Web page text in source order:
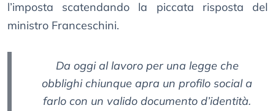
l’imposta scatendando la piccata risposta del
ministro Franceschini.
Da oggi al lavoro per una legge che
obblighi chiunque apra un profilo social a
farlo con un valido documento d’identità.